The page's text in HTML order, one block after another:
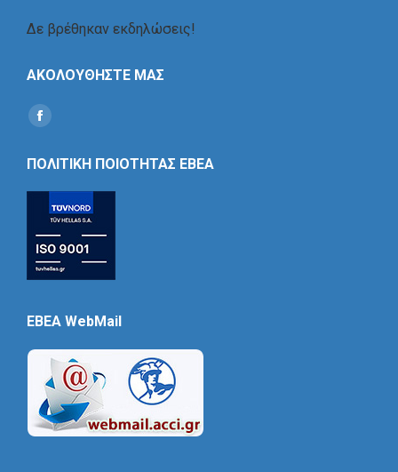
Δε βρέθηκαν εκδηλώσεις!
ΑΚΟΛΟΥΘΗΣΤΕ ΜΑΣ
Find us on:
Social
ΠΟΛΙΤΙΚΗ ΠΟΙΟΤΗΤΑΣ ΕΒΕΑ
EBEA WebMail